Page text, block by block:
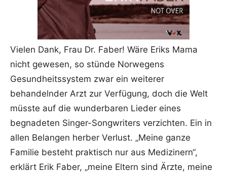
Vielen Dank, Frau Dr. Faber! Wäre Eriks Mama
nicht gewesen, so stünde Norwegens
Gesundheitssystem zwar ein weiterer
behandelnder Arzt zur Verfügung, doch die Welt
müsste auf die wunderbaren Lieder eines
begnadeten Singer-Songwriters verzichten. Ein in
allen Belangen herber Verlust. „Meine ganze
Familie besteht praktisch nur aus Medizinern“,
erklärt Erik Faber, „meine Eltern sind Ärzte, meine